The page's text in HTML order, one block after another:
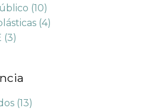
(10)
(4)
(3)
(13)